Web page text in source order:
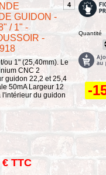
4
GUIDON -
/ 1" -
-
ou 1" (25,40mm). Le
CNC 2
guidon 22,2 et 25,4
50mA Largeur 12
du guidon
TTC
Quantité
-